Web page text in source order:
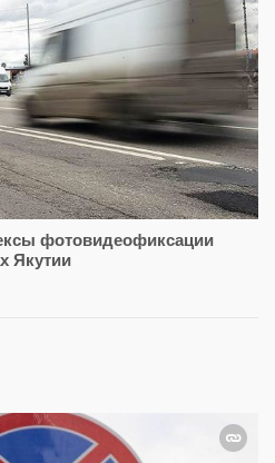
фотовидеофиксации
Якутии